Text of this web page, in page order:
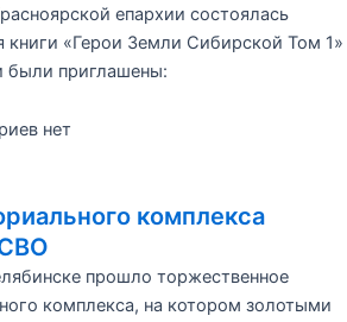
епархии состоялась
книги «Герои Земли Сибирской Том 1»
были приглашены:
нет
комплекса
прошло торжественное
комплекса, на котором золотыми